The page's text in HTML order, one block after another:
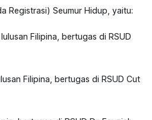
Registrasi) Seumur Hidup, yaitu:
Filipina, bertugas di RSUD
Filipina, bertugas di RSUD Cut